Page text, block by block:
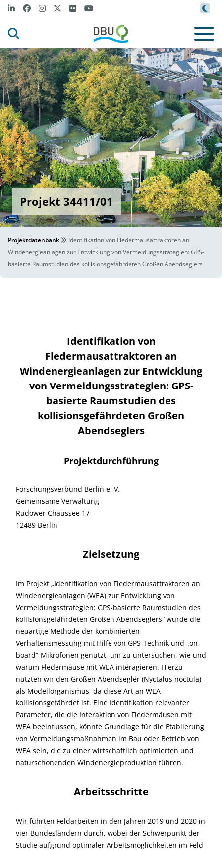
Projekt 34411/01
Projektdatenbank
Identifikation von Fledermausattraktoren an
Windenergieanlagen zur Entwicklung von Vermeidungsstrategien: GPS-
basierte Raumstudien des kollisionsgefährdeten Großen Abendseglers
Identifikation von
Fledermausattraktoren an
Windenergieanlagen zur Entwicklung
von Vermeidungsstrategien: GPS-
basierte Raumstudien des
kollisionsgefährdeten Großen
Abendseglers
Projektdurchführung
Forschungsverbund Berlin e. V.
Gemeinsame Verwaltung
Rudower Chaussee 17
12489 Berlin
Zielsetzung
Im Projekt „Identifikation von Fledermausattraktoren an
Windenergieanlagen (WEA) zur Entwicklung von
Vermeidungsstrategien: GPS-basierte Raumstudien des
kollisionsgefährdeten Großen Abendseglers“ wurde die
neuartige Methode der kombinierten
Verhaltensmessung mit Hilfe von GPS-Technik und „on-
board“-Mikrofonen genutzt, um zu untersuchen, wie und
warum Fledermäuse mit WEA interagieren. Hierzu
nutzten wir den Großen Abendsegler (Nyctalus noctula)
als Modellorganismus, da diese Art an WEA
kollisionsgefährdet ist. Eine Identifikation relevanter
Parameter, die die Interaktion von Fledermäusen mit
WEA beeinflussen, könnte Grundlage für die Etablierung
von Vermeidungsmaßnahmen im Bau oder Betrieb von
WEA sein, die zu einer wirtschaftlich optimierten und
naturschonenden Windenergieproduktion führen.
Arbeitsschritte
Wir führten Feldarbeiten in den Jahren 2019 und 2020 in
vier Bundesländern durch, wobei der Schwerpunkt der
Studie aufgrund optimaler Arbeitsmöglichkeiten im Feld